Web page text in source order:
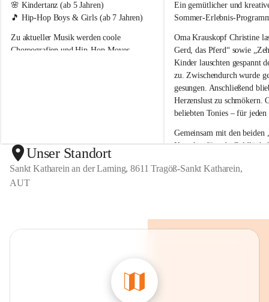
g
ö
-
S
e
n
🌸 Kindertanz (ab 5 Jahren)
🎵 Hip-Hop Boys & Girls (ab 7 Jahren)
Zu aktueller Musik werden coole
Choreografien und Hip-Hop-Moves
g
ö
-
S
t
.
K
a
t
h
r
e
n
Ein gemütlicher und
Sommer-Erlebnis-
Oma Krauskopf Christine
Gerd, das Pferd“ sowie
Kinder lauschten gespannt
zu. Zwischendurch wurde
gesungen. Anschließend
Herzenslust zu schmökern.
beliebten Tonies – für jeden
Gemeinsam mit den
Krauskopf“ und
Freude zahlreiche kleine
Unser Standort
Sankt Katharein an der Laming, 8611 Tragöß-Sankt Katharein,
AUT